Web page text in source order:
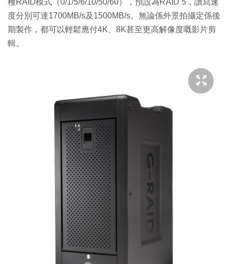
種RAID模式（0/1/5/6/10/50/60），預設為RAID 5，讀寫速
度分別可達1700MB/s及1500MB/s。無論係外景拍攝定係後
期製作，都可以輕鬆應付4K、8K甚至更高解像度嘅影片剪
輯。